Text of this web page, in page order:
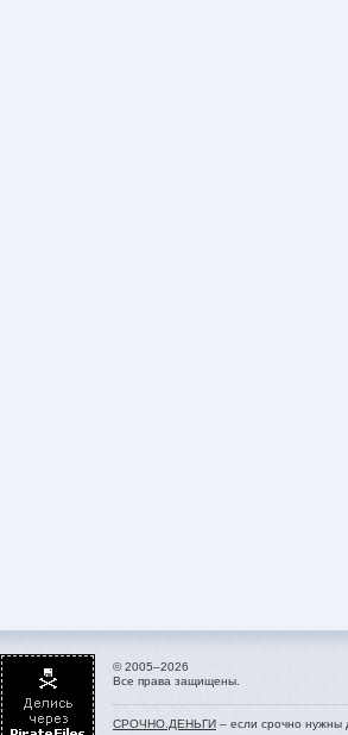
© 2005–2026
Все права защищены.
СРОЧНО.ДЕНЬГИ – если срочно нужны